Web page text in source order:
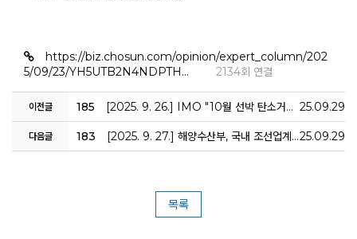
https://biz.chosun.com/opinion/expert_column/202
5/09/23/YH5UTB2N4NDPTH…
2134회 연결
이전글 185 [2025. 9. 26.] IMO "10월 선박 탄소거래제 도입 확정"…국내 조선업 파급효과 어디까지 25.09.29
다음글 183 [2025. 9. 27.] 해양수산부, 국내 조선업계가 개발한 액화수소 운반 기술, 국제 기준으로 인정 25.09.29
목록